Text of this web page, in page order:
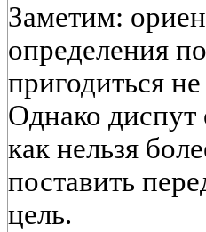
Заметим:
определения
пригодиться
Однако диспут
как нельзя
поставить
цель.